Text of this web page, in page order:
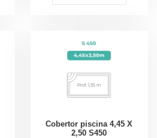
Cobertor piscina 4,45 X
2,50 S450